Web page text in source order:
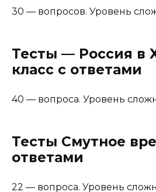
30 — вопросов. Уровень
Тесты — Россия в
класс с ответами
40 — вопроса. Уровень
Тесты Смутное
ответами
22 — вопроса. Уровень